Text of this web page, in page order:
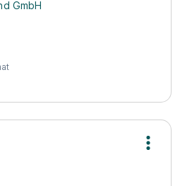
GmbH